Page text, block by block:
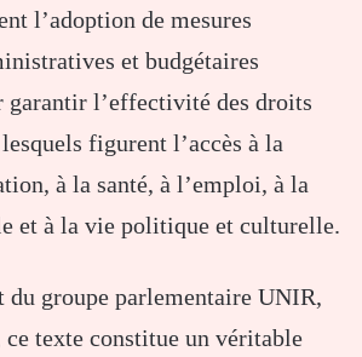
l’adoption de mesures
et budgétaires
garantir l’effectivité des droits
figurent l’accès à la
à la santé, à l’emploi, à la
et à la vie politique et culturelle.
du groupe parlementaire UNIR,
texte constitue un véritable